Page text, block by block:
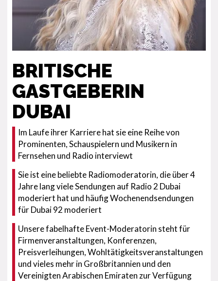
BRITISCHE
GASTGEBERIN
DUBAI
Im Laufe ihrer Karriere hat sie eine Reihe von
Prominenten, Schauspielern und Musikern in
Fernsehen und Radio interviewt
Sie ist eine beliebte Radiomoderatorin, die über 4
Jahre lang viele Sendungen auf Radio 2 Dubai
moderiert hat und häufig Wochenendsendungen
für Dubai 92 moderiert
Unsere fabelhafte Event-Moderatorin steht für
Firmenveranstaltungen, Konferenzen,
Preisverleihungen, Wohltätigkeitsveranstaltungen
und vieles mehr in Großbritannien und den
Vereinigten Arabischen Emiraten zur Verfügung